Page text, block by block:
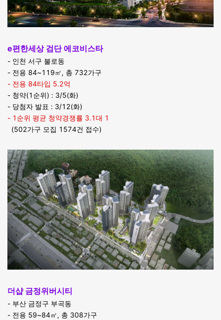
e편한세상 검단 에코비스타
- 인천 서구 불로동
- 전용 84~119㎡, 총 732가구
- 전용 84타입 5.2억
- 청약(1순위) : 3/5(화)
- 당첨자 발표 : 3/12(화)
- 1순위 평균 청약경쟁률 3.1대 1
(502가구 모집 1574건 접수)
더샵 금정위버시티
- 부산 금정구 부곡동
- 전용 59~84㎡, 총 308가구